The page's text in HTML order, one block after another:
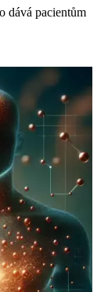
dává pacientům